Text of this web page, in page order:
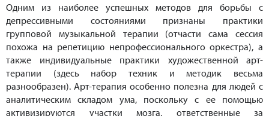
Одним из наиболее успешных методов для борьбы с
депрессивными состояниями признаны практики
групповой музыкальной терапии (отчасти сама сессия
похожа на репетицию непрофессионального оркестра), а
также индивидуальные практики художественной арт-
терапии (здесь набор техник и методик весьма
разнообразен). Арт-терапия особенно полезна для людей с
аналитическим складом ума, поскольку с ее помощью
активизируются участки мозга, ответственные за